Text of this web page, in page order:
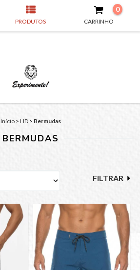
PRODUTOS CARRINHO
0
Início > HD > Bermudas
BERMUDAS
FILTRAR